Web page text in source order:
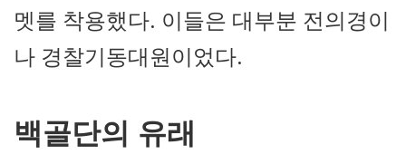
멧를 착용했다. 이들은 대부분 전의경이
나 경찰기동대원이었다.
백골단의 유래